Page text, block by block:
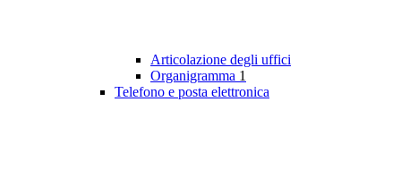
Articolazione degli uffici
Organigramma 1
Telefono e posta elettronica